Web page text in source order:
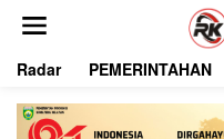
Radar PEMERINTAHAN